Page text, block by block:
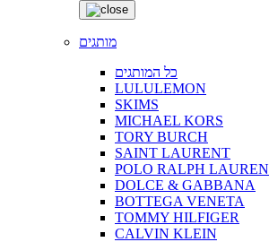
מותגים
כל המותגים
LULULEMON
SKIMS
MICHAEL KORS
TORY BURCH
SAINT LAURENT
POLO RALPH LAUREN
DOLCE & GABBANA
BOTTEGA VENETA
TOMMY HILFIGER
CALVIN KLEIN